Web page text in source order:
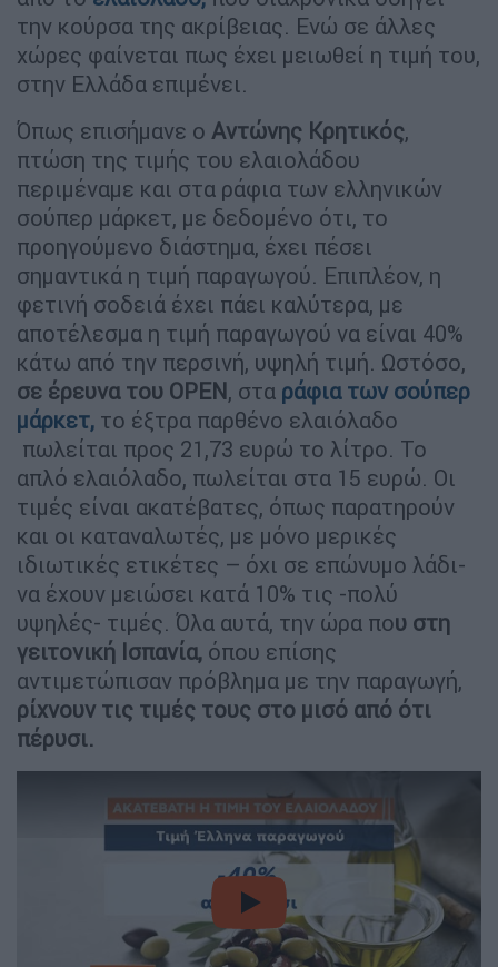
την κούρσα της ακρίβειας. Ενώ σε άλλες
χώρες φαίνεται πως έχει μειωθεί η τιμή του,
στην Ελλάδα επιμένει.
Όπως επισήμανε ο Αντώνης Κρητικός,
πτώση της τιμής του ελαιολάδου
περιμέναμε και στα ράφια των ελληνικών
σούπερ μάρκετ, με δεδομένο ότι, το
προηγούμενο διάστημα, έχει πέσει
σημαντικά η τιμή παραγωγού. Επιπλέον, η
φετινή σοδειά έχει πάει καλύτερα, με
αποτέλεσμα η τιμή παραγωγού να είναι 40%
κάτω από την περσινή, υψηλή τιμή. Ωστόσο,
σε έρευνα του OPEN, στα ράφια των σούπερ
μάρκετ, το έξτρα παρθένο ελαιόλαδο
πωλείται προς 21,73 ευρώ το λίτρο. Το
απλό ελαιόλαδο, πωλείται στα 15 ευρώ. Οι
τιμές είναι ακατέβατες, όπως παρατηρούν
και οι καταναλωτές, με μόνο μερικές
ιδιωτικές ετικέτες – όχι σε επώνυμο λάδι-
να έχουν μειώσει κατά 10% τις -πολύ
υψηλές- τιμές. Όλα αυτά, την ώρα που στη
γειτονική Ισπανία, όπου επίσης
αντιμετώπισαν πρόβλημα με την παραγωγή,
ρίχνουν τις τιμές τους στο μισό από ότι
πέρυσι.
video